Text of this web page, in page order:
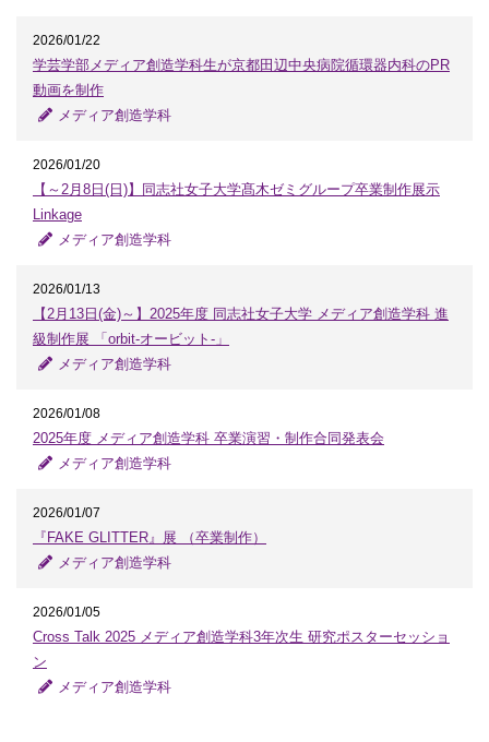
2026/01/22
学芸学部メディア創造学科生が京都田辺中央病院循環器内科のPR
動画を制作
メディア創造学科
2026/01/20
【～2月8日(日)】同志社女子大学髙木ゼミグループ卒業制作展示
Linkage
メディア創造学科
2026/01/13
【2月13日(金)～】2025年度 同志社女子大学 メディア創造学科 進
級制作展 「orbit-オービット-」
メディア創造学科
2026/01/08
2025年度 メディア創造学科 卒業演習・制作合同発表会
メディア創造学科
2026/01/07
『FAKE GLITTER』展 （卒業制作）
メディア創造学科
2026/01/05
Cross Talk 2025 メディア創造学科3年次生 研究ポスターセッショ
ン
メディア創造学科